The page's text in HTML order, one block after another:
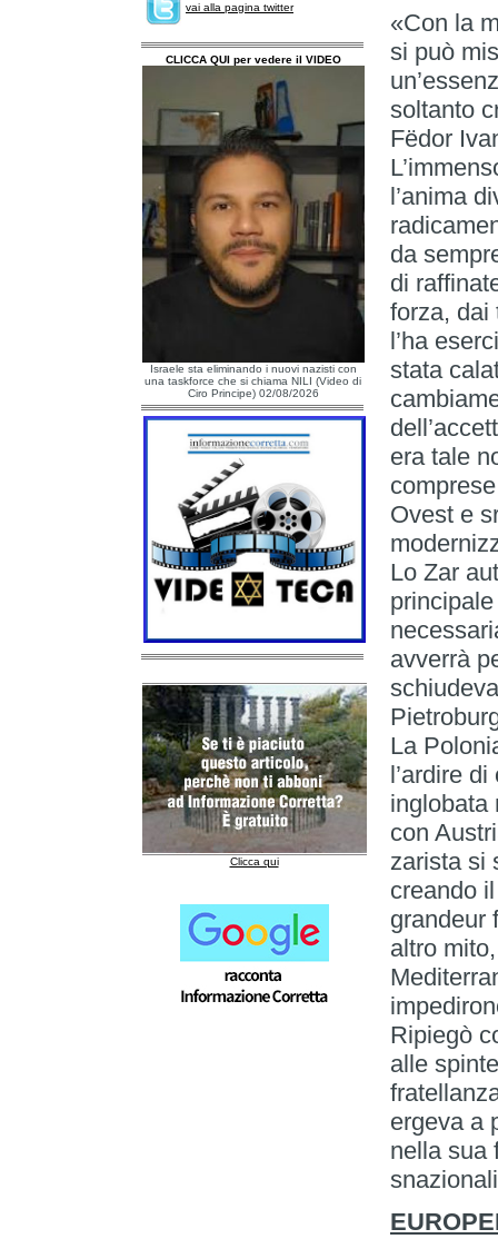
vai alla pagina twitter
CLICCA QUI per vedere il VIDEO
Israele sta eliminando i nuovi nazisti con
una taskforce che si chiama NILI (Video di
Ciro Principe) 02/08/2026
Clicca qui
«Con la
si può
soltanto
Fëdor
l’anima
da
di
forza, dai
l’ha
stata
era tale
Ovest e
Lo Zar
avverrà
La
l’ardire
inglobata
con
zarista si
creando
grandeur
altro
Ripiegò
alle
ergeva a
nella sua